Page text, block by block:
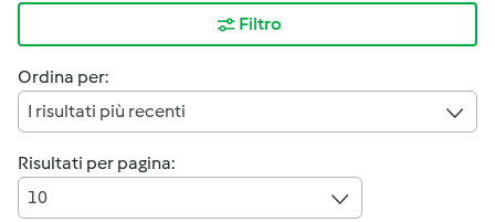
Filtro
Ordina per:
I risultati più recenti
Risultati per pagina:
10